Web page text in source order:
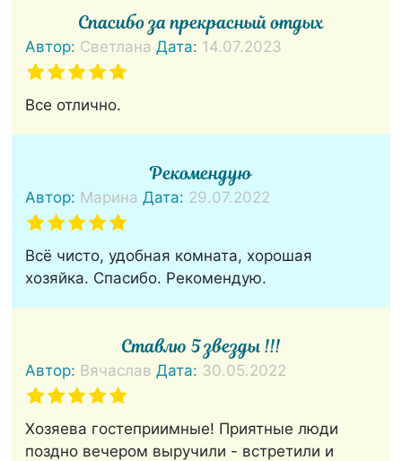
Спасибо за прекрасный отдых
Автор: Светлана Дата: 14.07.2023
Все отлично.
Рекомендую
Автор: Марина Дата: 29.07.2022
Всё чисто, удобная комната, хорошая
хозяйка. Спасибо. Рекомендую.
Ставлю 5 звезды !!!
Автор: Вячаслав Дата: 30.05.2022
Хозяева гостеприимные! Приятные люди
поздно вечером выручили - встретили и